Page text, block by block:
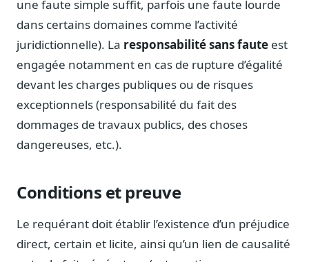
Parlementaires
Préparez vos interventions et amendements
Journalistes
Veille en temps réel, embeds pour vos contenus
Données exhaustives pour vos travaux académiques
Suivi par secteur
11 secteurs : énergie, santé, finance, numérique…
Cas d'usage concrets
Six cas pour gagner du temps
Conseil (Advisory)
une faute simple suffit, parfois une faute lourde
dans certains domaines comme l’activité
juridictionnelle). La responsabilité sans faute est
engagée notamment en cas de rupture d’égalité
devant les charges publiques ou de risques
exceptionnels (responsabilité du fait des
dommages de travaux publics, des choses
dangereuses, etc.).
Conditions et preuve
Le requérant doit établir l’existence d’un préjudice
direct, certain et licite, ainsi qu’un lien de causalité